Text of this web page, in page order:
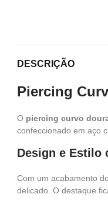
DESCRIÇÃO
Piercing
O piercing curvo
confeccionado em aço
Design e Estilo
Com um acabamento
delicado. O destaque